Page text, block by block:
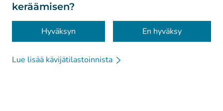
keräämisen?
Hyväksyn En hyväksy
Lue lisää kävijätilastoinnista
Saavutettavuus
Evästeet